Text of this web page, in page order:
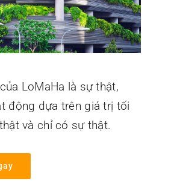
LoMaHa là sự thật,
động dựa trên giá trị tối
và chỉ có sự thật.